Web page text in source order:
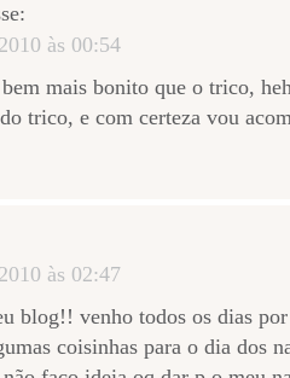
às 00:54
mais bonito que o trico,
trico, e com certeza vou
às 02:47
blog!! venho todos os dias
coisinhas para o dia dos